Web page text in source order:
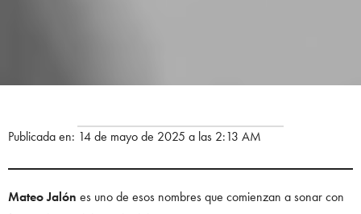
Publicada en: 14 de mayo de 2025 a las 2:13 AM
Mateo Jalón es uno de esos nombres que comienzan a sonar con